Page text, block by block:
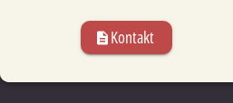
description Kontakt